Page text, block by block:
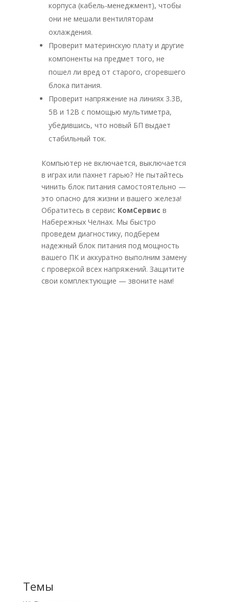
корпуса (кабель-менеджмент), чтобы
они не мешали вентиляторам
охлаждения.
Проверит материнскую плату и другие
компоненты на предмет того, не
пошел ли вред от старого, сгоревшего
блока питания.
Проверит напряжение на линиях 3.3В,
5В и 12В с помощью мультиметра,
убедившись, что новый БП выдает
стабильный ток.
Компьютер не включается, выключается
в играх или пахнет гарью? Не пытайтесь
чинить блок питания самостоятельно —
это опасно для жизни и вашего железа!
Обратитесь в сервис КомСервис в
Набережных Челнах. Мы быстро
проведем диагностику, подберем
надежный блок питания под мощность
вашего ПК и аккуратно выполним замену
с проверкой всех напряжений. Защитите
свои комплектующие — звоните нам!
Темы